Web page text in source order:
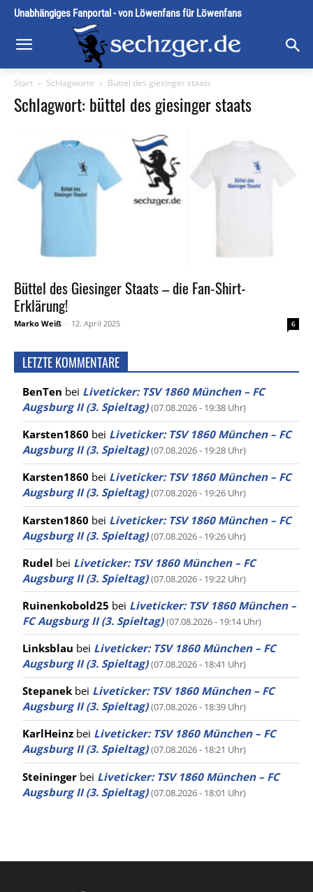
Unabhängiges Fanportal - von Löwenfans für Löwenfans
Start Schlagworte Büttel des giesinger staats
Schlagwort: büttel des giesinger staats
Büttel des Giesinger Staats – die Fan-Shirt-
Erklärung!
Marko Weiß - 12. April 2025 6
LETZTE KOMMENTARE
BenTen bei Liveticker: TSV 1860 München – FC
Augsburg II (3. Spieltag) (07.08.2026 - 19:38 Uhr)
Karsten1860 bei Liveticker: TSV 1860 München – FC
Augsburg II (3. Spieltag) (07.08.2026 - 19:28 Uhr)
Karsten1860 bei Liveticker: TSV 1860 München – FC
Augsburg II (3. Spieltag) (07.08.2026 - 19:26 Uhr)
Karsten1860 bei Liveticker: TSV 1860 München – FC
Augsburg II (3. Spieltag) (07.08.2026 - 19:26 Uhr)
Rudel bei Liveticker: TSV 1860 München – FC
Augsburg II (3. Spieltag) (07.08.2026 - 19:22 Uhr)
Ruinenkobold25 bei Liveticker: TSV 1860 München –
FC Augsburg II (3. Spieltag) (07.08.2026 - 19:14 Uhr)
Linksblau bei Liveticker: TSV 1860 München – FC
Augsburg II (3. Spieltag) (07.08.2026 - 18:41 Uhr)
Stepanek bei Liveticker: TSV 1860 München – FC
Augsburg II (3. Spieltag) (07.08.2026 - 18:39 Uhr)
KarlHeinz bei Liveticker: TSV 1860 München – FC
Augsburg II (3. Spieltag) (07.08.2026 - 18:21 Uhr)
Steininger bei Liveticker: TSV 1860 München – FC
Augsburg II (3. Spieltag) (07.08.2026 - 18:01 Uhr)